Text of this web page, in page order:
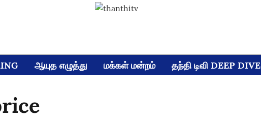
ஆயுத எழுத்து மக்கள் மன்றம் தந்தி டிவி DEEP DIVE